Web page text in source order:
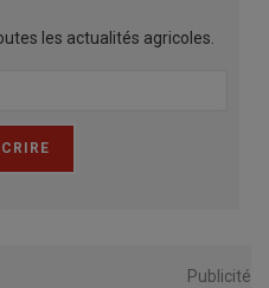
les actualités agricoles.
Publicité